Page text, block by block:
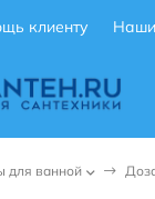
клиенту
для ванной